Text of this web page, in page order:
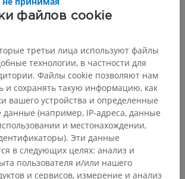
файлов cookie
третьи лица используют файлы
технологии, в частности для
Файлы cookie позволяют нам
и сохранять такую информацию, как
вашего устройства и определенные
данные (например, IP-адреса, данные
и местонахождении,
Эти данные
в следующих целях: анализ и
пользователя и/или нашего
и сервисов, измерение и анализ